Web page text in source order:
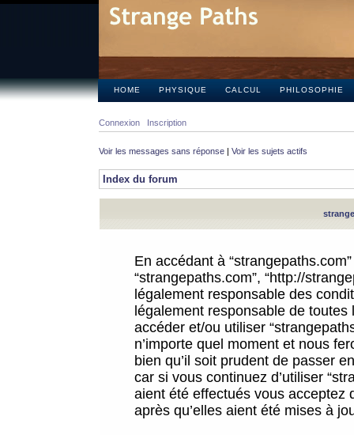
HOME PHYSIQUE CALCUL PHILOSOPHIE
Connexion Inscription
Voir les messages sans réponse | Voir les sujets actifs
Index du forum
En accédant à
“strangepaths.com”, “http://
légalement responsable des
légalement responsable de
accéder et/ou utiliser
n’importe quel moment et nous
bien qu’il soit prudent de passer
car si vous continuez d’utiliser
aient été effectués vous acceptez
après qu’elles aient été mises à